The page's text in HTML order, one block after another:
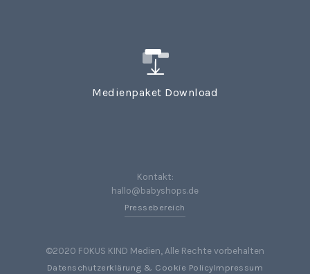
Medienpaket Download
Kontakt:
hallo@babyshops.de
Pressebereich
©2020 FOKUS KIND Medien, Alle Rechte vorbehalten
Datenschutzerklärung & Cookie PolicyImpressum